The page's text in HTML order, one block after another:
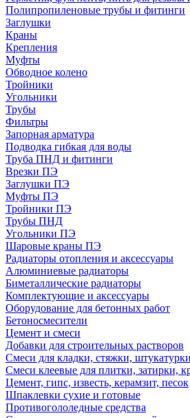
Полипропиленовые трубы и фитинги
Заглушки
Краны
Крепления
Муфты
Обводное колено
Тройники
Угольники
Трубы
Фильтры
Запорная арматура
Подводка гибкая для воды
Труба ПНД и фитинги
Врезки ПЭ
Заглушки ПЭ
Муфты ПЭ
Тройники ПЭ
Трубы ПНД
Угольники ПЭ
Шаровые краны ПЭ
Радиаторы отопления и аксессуары
Алюминиевые радиаторы
Биметаллические радиаторы
Комплектующие и аксессуары
Оборудование для бетонных работ
Бетоносмесители
Цемент и смеси
Добавки для строительных растворов
Смеси для кладки, стяжки, штукатурки
Смеси клеевые для плитки, затирки,
Цемент, гипс, известь, керамзит, песок
Шпаклевки сухие и готовые
Противогололедные средства